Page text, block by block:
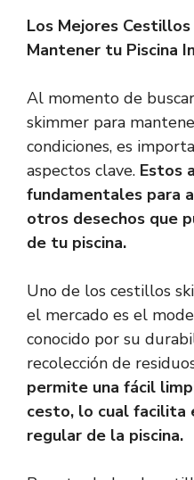
Los Mejores
Mantener tu Piscina
Al momento de
skimmer para
condiciones, es
aspectos clave. Estos
fundamentales para
otros desechos que
de tu piscina.
Uno de los cestillos
el mercado es el
conocido por su
recolección de
permite una fácil
cesto, lo cual facilita
regular de la piscina.